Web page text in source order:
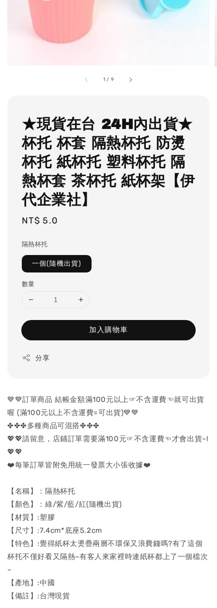
1 / 9
★現貨在台 24H內出貨★
杯托 杯套 隔熱杯托 防燙
杯托 紙杯托 塑料杯托 隔
熱杯套 茶杯托 紙杯架【伊
代企業社】
Regular
NT$ 5.0
隔熱杯托
一個(隨機出貨)
數量
加入購物車
分享
💙💙訂單商品 結帳金額滿100元以上☞不含運費☜就可出貨
喔 (滿100元以上不含運費=可出貨)💙💙
✤✤✤多種商品可混搭✤✤✤
💖💖請留意，店鋪訂單需要滿100元☞不含運費☜才會出貨~!
💖💖
❤️每筆訂單皆附免用統一發票大小張收據❤️
【名稱】：隔熱杯托
【顏色】：綠/紫/藍/紅(隨機出貨)
【材質】:塑膠
【尺寸】:7.4cm*底座5.2cm
【特色】:覺得紙杯太燙疊兩層不環保又浪費錢嗎?有了這個
杯托不僅好看又隔熱~有客人來家裡時連紙杯都上了一個檔次
~
【產地】:中國
【備註】:台灣現貨